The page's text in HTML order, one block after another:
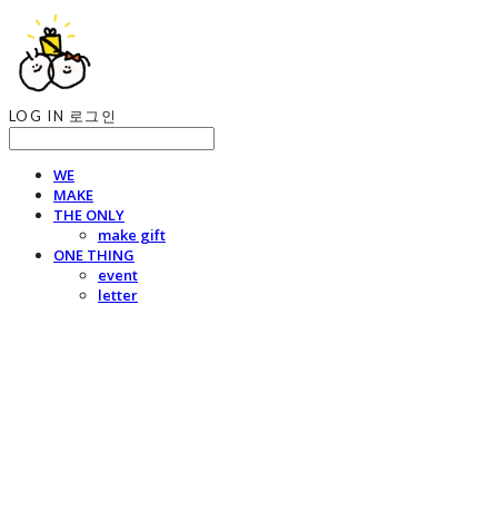
LOG IN 로그인
WE
MAKE
THE ONLY
make gift
ONE THING
event
letter